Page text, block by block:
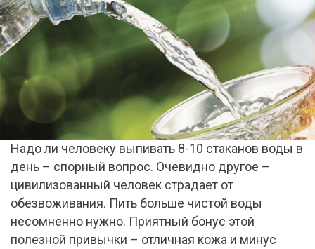
Надо ли человеку выпивать 8-10 стаканов воды в
день – спорный вопрос. Очевидно другое –
цивилизованный человек страдает от
обезвоживания. Пить больше чистой воды
несомненно нужно. Приятный бонус этой
полезной привычки – отличная кожа и минус